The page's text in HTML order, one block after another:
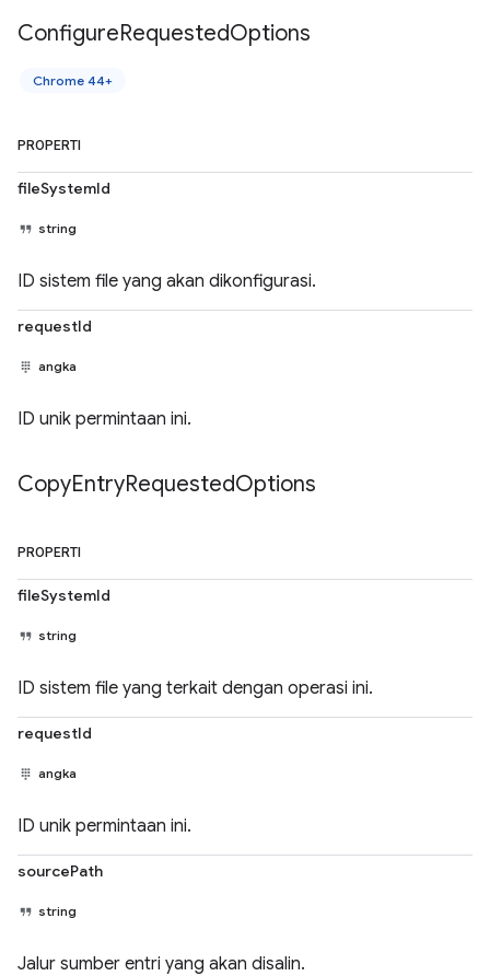
ConfigureRequestedOptions
Chrome 44+
PROPERTI
fileSystemId
string
ID sistem file yang akan dikonfigurasi.
requestId
angka
ID unik permintaan ini.
CopyEntryRequestedOptions
PROPERTI
fileSystemId
string
ID sistem file yang terkait dengan operasi ini.
requestId
angka
ID unik permintaan ini.
sourcePath
string
Jalur sumber entri yang akan disalin.